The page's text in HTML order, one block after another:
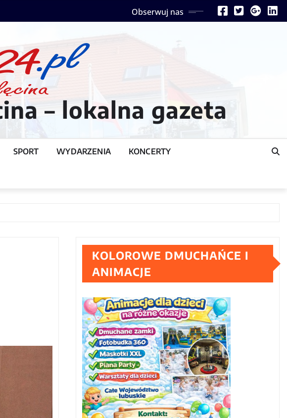
Obserwuj nas
– lokalna gazeta
SPORT WYDARZENIA KONCERTY
KOLOROWE DMUCHAŃCE I
ANIMACJE